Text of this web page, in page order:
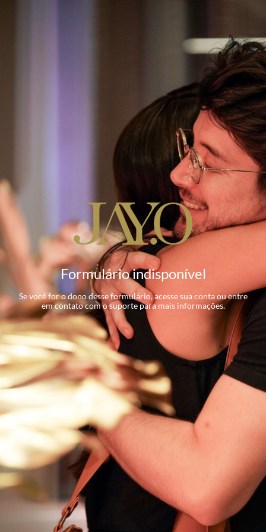
Formulário indisponível
Se você for o dono desse formulário, acesse sua conta ou entre
em contato com o suporte para mais informações.